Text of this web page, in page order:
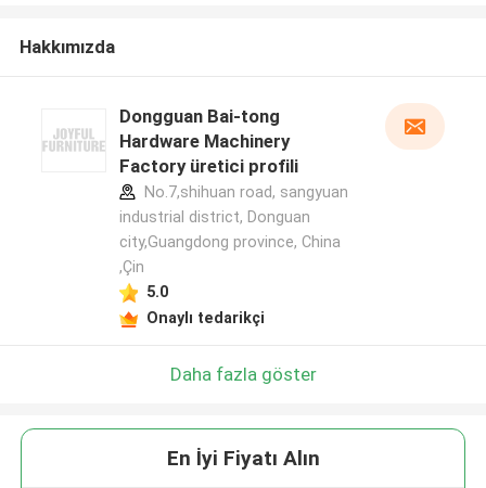
Hakkımızda
Dongguan Bai-tong
Hardware Machinery
Factory üretici profili
No.7,shihuan road, sangyuan
industrial district, Donguan
city,Guangdong province, China
,Çin
5.0
Onaylı tedarikçi
Daha fazla göster
En İyi Fiyatı Alın